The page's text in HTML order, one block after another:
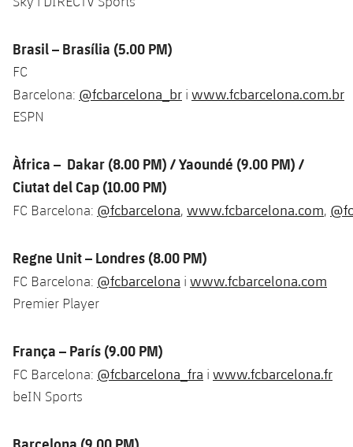
Classificació
Classificació
Resultats
Fotos
Voleibol femení
Apunta't a les amateurs
Carnet de l'Esportista Amateur
PLUSICON
MÉS
League of Legends
VALORANT Game Changers
Brasil – Brasília (5.00 PM)
FC
Barcelona: @fcbarcelona_br i www.fcbarcelona.com.br
ESPN
Àfrica – Dakar (8.00 PM) / Yaoundé (9.00 PM) /
Ciutat del Cap (10.00 PM)
FC Barcelona: @fcbarcelona, www.fcbarcelona.com,
Regne Unit – Londres (8.00 PM)
FC Barcelona: @fcbarcelona i www.fcbarcelona.com
Premier Player
França – París (9.00 PM)
FC Barcelona: @fcbarcelona_fra i www.fcbarcelona.fr
beIN Sports
Barcelona (9.00 PM)